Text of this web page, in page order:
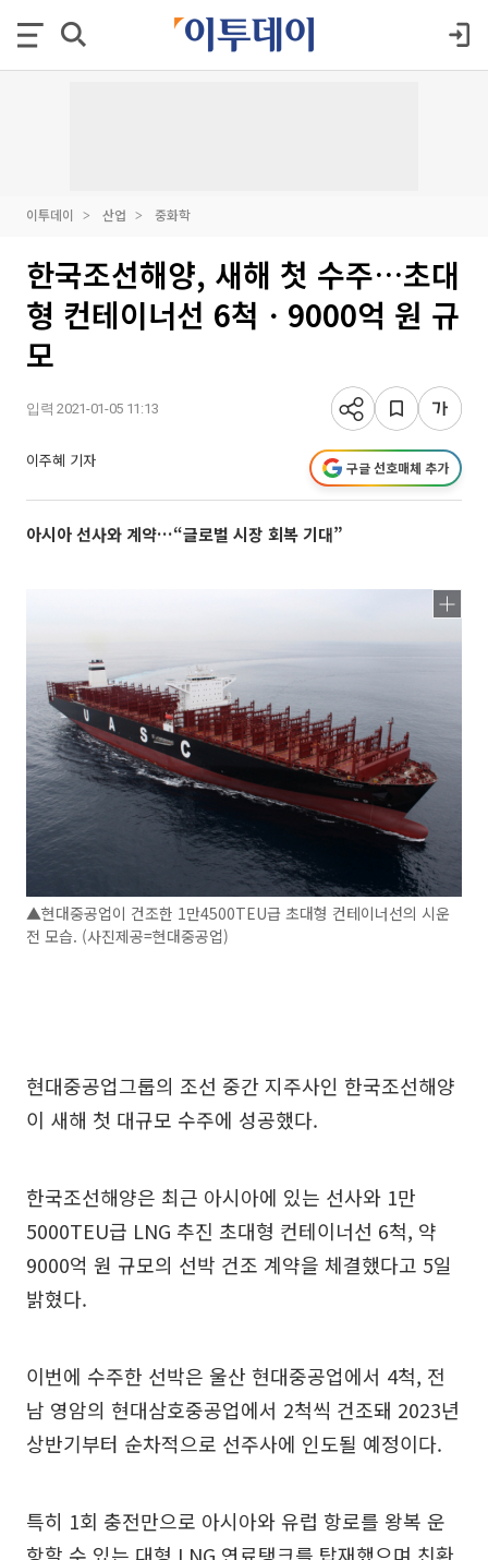
이투데이 산업 중화학
한국조선해양, 새해 첫 수주…초대
형 컨테이너선 6척ㆍ9000억 원 규
모
입력 2021-01-05 11:13
이주혜 기자 구글 선호매체 추가
아시아 선사와 계약…“글로벌 시장 회복 기대”
▲현대중공업이 건조한 1만4500TEU급 초대형 컨테이너선의 시운
전 모습. (사진제공=현대중공업)
현대중공업그룹의 조선 중간 지주사인 한국조선해양
이 새해 첫 대규모 수주에 성공했다.
한국조선해양은 최근 아시아에 있는 선사와 1만
5000TEU급 LNG 추진 초대형 컨테이너선 6척, 약
9000억 원 규모의 선박 건조 계약을 체결했다고 5일
밝혔다.
이번에 수주한 선박은 울산 현대중공업에서 4척, 전
남 영암의 현대삼호중공업에서 2척씩 건조돼 2023년
상반기부터 순차적으로 선주사에 인도될 예정이다.
특히 1회 충전만으로 아시아와 유럽 항로를 왕복 운